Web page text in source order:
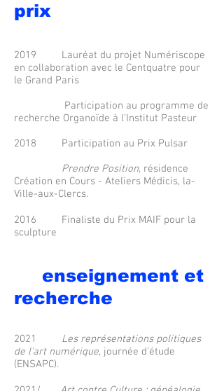
prix
2019 Lauréat du projet Numériscope
en collaboration avec le Centquatre pour
le Grand Paris
Participation au programme de
recherche Organoïde à l’Institut Pasteur
2018 Participation au Prix Pulsar
Prendre Position, résidence
Création en Cours - Ateliers Médicis, la-
Ville-aux-Clercs.
2016 Finaliste du Prix MAIF pour la
sculpture
enseignement et
recherche
2021 Les représentations politiques
de l'art numérique, journée d'étude
(ENSAPC).